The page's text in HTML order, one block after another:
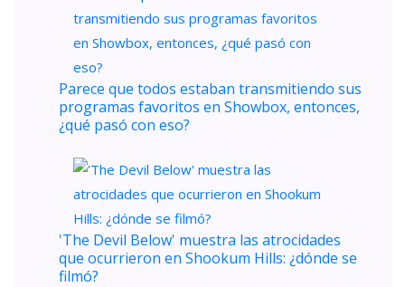
Parece que todos estaban transmitiendo sus
programas favoritos en Showbox, entonces,
¿qué pasó con eso?
'The Devil Below' muestra las atrocidades
que ocurrieron en Shookum Hills: ¿dónde se
filmó?